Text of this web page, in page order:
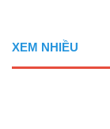
XEM NHIỀU